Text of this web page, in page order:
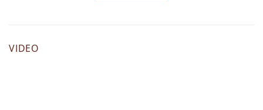
VIDEO